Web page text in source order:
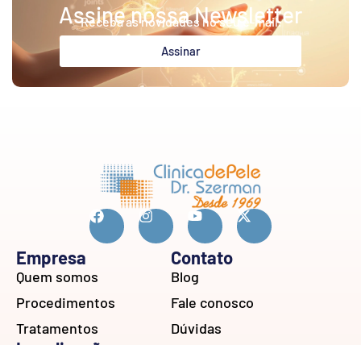
Assine nossa Newsletter
Receba as novidades no seu e-mail.
Assinar
Empresa
Quem somos
Procedimentos
Tratamentos
Contato
Blog
Fale conosco
Dúvidas